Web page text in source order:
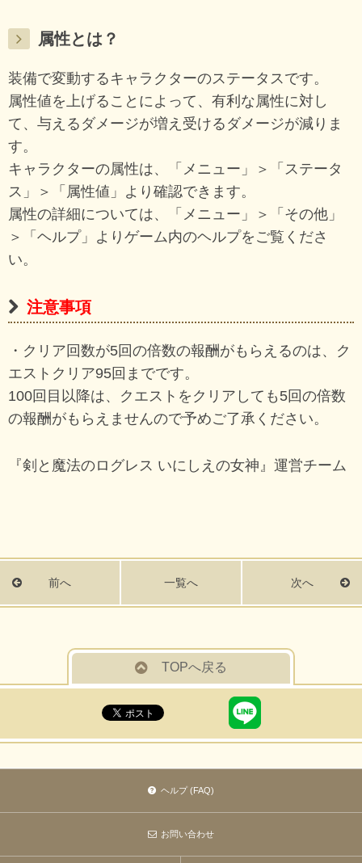
属性とは？
装備で変動するキャラクターのステータスです。
属性値を上げることによって、有利な属性に対し
て、与えるダメージが増え受けるダメージが減りま
す。
キャラクターの属性は、「メニュー」＞「ステータ
ス」＞「属性値」より確認できます。
属性の詳細については、「メニュー」＞「その他」
＞「ヘルプ」よりゲーム内のヘルプをご覧くださ
い。
注意事項
・クリア回数が5回の倍数の報酬がもらえるのは、ク
エストクリア95回までです。
100回目以降は、クエストをクリアしても5回の倍数
の報酬がもらえませんので予めご了承ください。
『剣と魔法のログレス いにしえの女神』運営チーム
前へ 一覧へ 次へ
TOPへ戻る
ヘルプ (FAQ)
お問い合わせ